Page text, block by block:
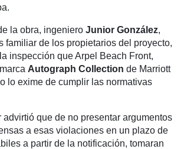
la obra, ingeniero Junior González,
familiar de los propietarios del proyecto,
inspección que Arpel Beach Front,
Autograph Collection de Marriott
lo exime de cumplir las normativas
advirtió que de no presentar argumentos
a esas violaciones en un plazo de
a partir de la notificación, tomaran